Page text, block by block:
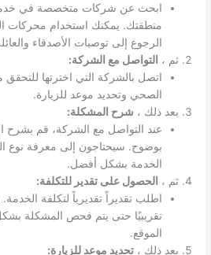
ابحث عن شركات متخصصة في
منطقتك. يمكنك استخدام محركات
الرجوع إلى توصيات الأصدقاء
ثم ، التواصل مع الشركة:
اتصل بالشركة التي اخترتها
الصحي وتحديد موعد للزيارة.
بعد ذلك ، شرح المشكلة:
عند التواصل مع الشركة، قم بشرح
بوضوح. سيحتاجون إلى معرفة نوع
الخدمة بشكل أفضل.
ثم ، الحصول على تقدير للتكلفة:
اطلب تقديراً تقديرياً لتكلفة
تقريبيًا حتى يتم فحص المشكلة
الموقع.
بعد ذلك ،تحديد موعد للزيارة: